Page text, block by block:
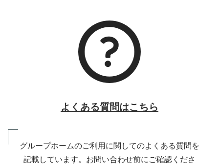
よくある質問はこちら
グループホームのご利用に関してのよくある質問を
記載しています。お問い合わせ前にご確認くださ